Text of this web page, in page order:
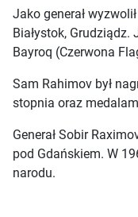
Jako generał
Białystok, Grudziądz.
Bayroq (Czerwona
Sam Rahimov był
stopnia oraz
Generał Sobir
pod Gdańskiem. W
narodu.